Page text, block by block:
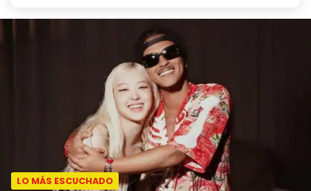
LO MÁS ESCUCHADO